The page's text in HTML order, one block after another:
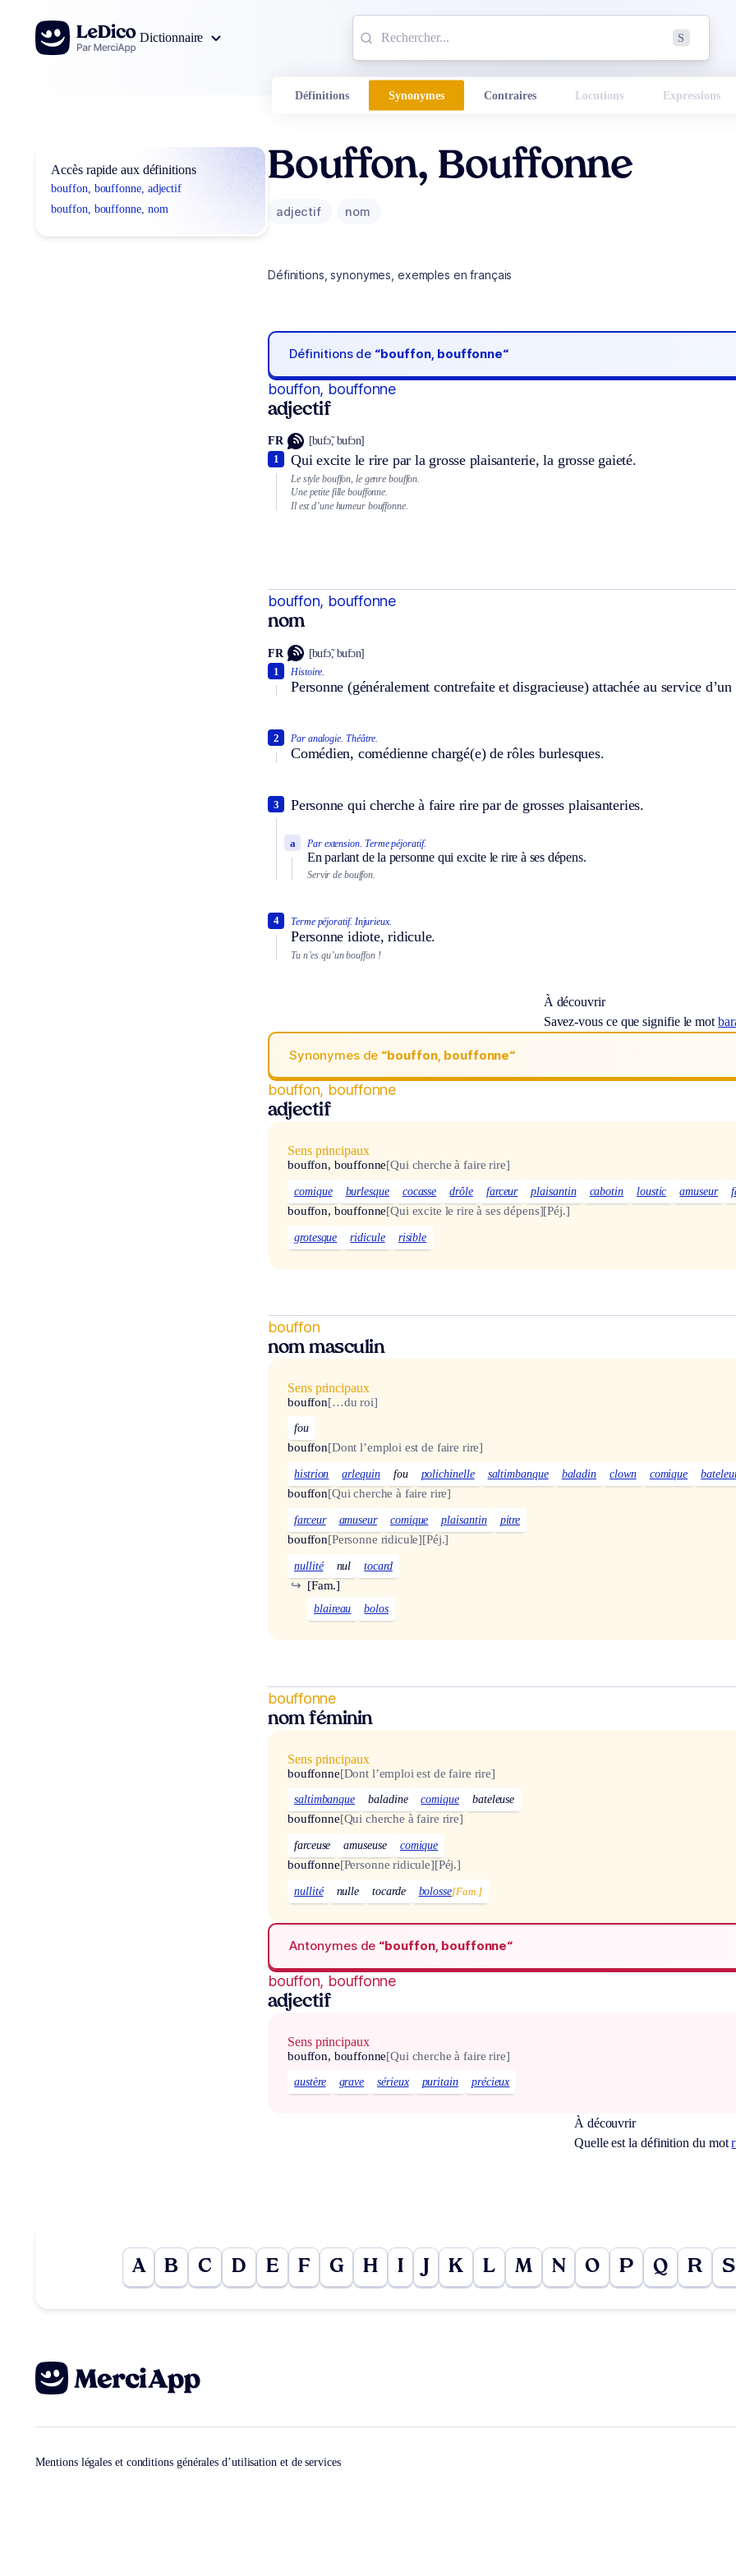
Aller au contenu
Dictionnaire
S
Définitions Synonymes Contraires Locutions Expressions
Accès rapide aux définitions
bouffon, bouffonne, adjectif
bouffon, bouffonne, nom
Bouffon, Bouffonne
adjectif nom
Définitions, synonymes, exemples en français
Définitions de “bouffon, bouffonne“
bouffon, bouffonne
adjectif
FR [bufɔ̃, bufɔn]
Qui excite le rire par la grosse plaisanterie, la grosse gaieté.
1
Le style bouffon, le genre bouffon.
Une petite fille bouffonne.
Il est d’une humeur bouffonne.
bouffon, bouffonne
nom
FR [bufɔ̃, bufɔn]
Histoire.
Personne (généralement contrefaite et disgracieuse) attachée au service
1
Par analogie. Théâtre.
Comédien, comédienne chargé(e) de rôles burlesques.
2
Personne qui cherche à faire rire par de grosses plaisanteries.
3
Par extension. Terme péjoratif.
En parlant de la personne qui excite le rire à ses dépens.
a
Servir de bouffon.
Terme péjoratif. Injurieux.
Personne idiote, ridicule.
4
Tu n’es qu’un bouffon !
À découvrir
Savez-vous ce que signifie le mot
Synonymes de “bouffon, bouffonne“
bouffon, bouffonne
adjectif
Sens principaux
bouffon, bouffonne[Qui cherche à faire rire]
comique burlesque cocasse drôle farceur plaisantin cabotin loustic amuseur
bouffon, bouffonne[Qui excite le rire à ses dépens][Péj.]
grotesque ridicule risible
bouffon
nom masculin
Sens principaux
bouffon[…du roi]
fou
bouffon[Dont l’emploi est de faire rire]
histrion arlequin fou polichinelle saltimbanque baladin clown comique
bouffon[Qui cherche à faire rire]
farceur amuseur comique plaisantin pitre
bouffon[Personne ridicule][Péj.]
nullité nul tocard
[Fam.]
↪
blaireau bolos
bouffonne
nom féminin
Sens principaux
bouffonne[Dont l’emploi est de faire rire]
saltimbanque baladine comique bateleuse
bouffonne[Qui cherche à faire rire]
farceuse amuseuse comique
bouffonne[Personne ridicule][Péj.]
nullité nulle tocarde bolosse[Fam.]
Antonymes de “bouffon, bouffonne“
bouffon, bouffonne
adjectif
Sens principaux
bouffon, bouffonne[Qui cherche à faire rire]
austère grave sérieux puritain précieux
À découvrir
Quelle est la définition du mot
A B C D E F G H I J K L M N O P Q R S
Mentions légales et conditions générales d’utilisation et de services